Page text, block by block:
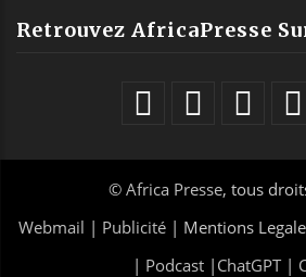
Retrouvez AfricaPresse
© Africa Presse, tous
Webmail | Publicité | Mentions
| Podcast| ChatGPT|